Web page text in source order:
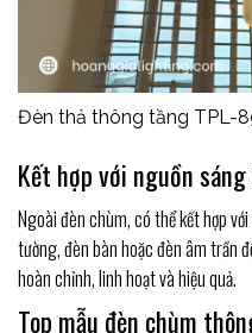
Đèn thả thông tầng TPL-
Kết hợp với nguồn
Ngoài đèn chùm, có thể kết hợp
tường, đèn bàn hoặc đèn âm trần
hoàn chỉnh, linh hoạt và hiệu quả.
Top mẫu đèn chùm